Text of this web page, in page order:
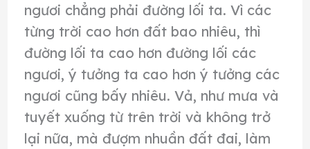
ngươi chẳng phải đường lối ta. Vì các
từng trời cao hơn đất bao nhiêu, thì
đường lối ta cao hơn đường lối các
ngươi, ý tưởng ta cao hơn ý tưởng các
ngươi cũng bấy nhiêu. Vả, như mưa và
tuyết xuống từ trên trời và không trở
lại nữa, mà đượm nhuần đất đai, làm